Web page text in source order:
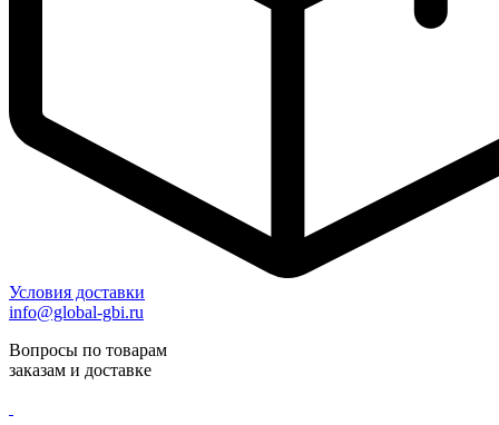
Условия доставки
info@global-gbi.ru
Вопросы по товарам
заказам и доставке